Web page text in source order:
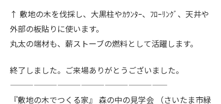
↑ 敷地の木を伐採し、大黒柱やｶｳﾝﾀｰ、ﾌﾛｰﾘﾝｸﾞ、天井や
外部の板貼りに使います。
丸太の端材も、薪ストーブの燃料として活躍します。
終了しました。ご来場ありがとうございました。
————————————————————
『敷地の木でつくる家』 森の中の見学会 （さいたま市緑